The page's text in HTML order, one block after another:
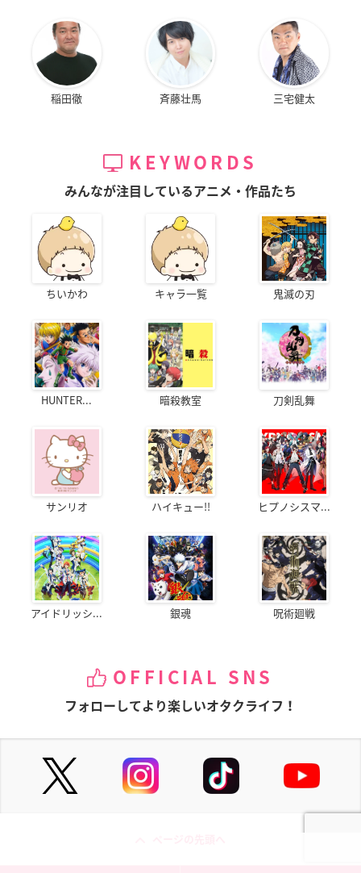
稲田徹 斉藤壮馬 三宅健太
KEYWORDS
みんなが注目しているアニメ・作品たち
ちいかわ キャラ一覧 鬼滅の刃
HUNTER... 暗殺教室 刀剣乱舞
サンリオ ハイキュー!! ヒプノシスマ...
アイドリッシ... 銀魂 呪術廻戦
OFFICIAL SNS
フォローしてより楽しいオタクライフ！